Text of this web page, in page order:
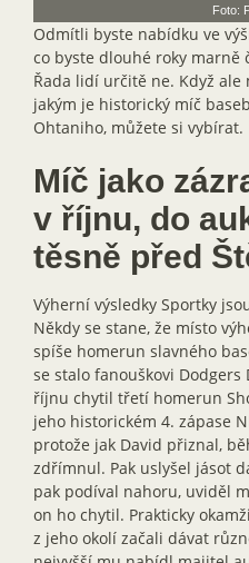
Foto:
Odmítli byste nabídku ve
co byste dlouhé roky marně
Řada lidí určitě ne. Když ale
jakým je historický míč
Ohtaniho, můžete si vybírat.
Míč jako
v říjnu, do
těsně před
Výherní výsledky Sportky
Někdy se stane, že místo
spíše homerun slavného
se stalo fanouškovi Dodgers
říjnu chytil třetí homerun
jeho historickém 4. zápase
protože jak David přiznal,
zdřímnul. Pak uslyšel jásot
pak podíval nahoru, uviděl
on ho chytil. Prakticky
z jeho okolí začali dávat